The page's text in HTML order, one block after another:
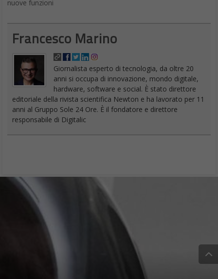
nuove funzioni
Francesco Marino
Giornalista esperto di tecnologia, da oltre 20
anni si occupa di innovazione, mondo digitale,
hardware, software e social. È stato direttore
editoriale della rivista scientifica Newton e ha lavorato per 11
anni al Gruppo Sole 24 Ore. È il fondatore e direttore
responsabile di Digitalic